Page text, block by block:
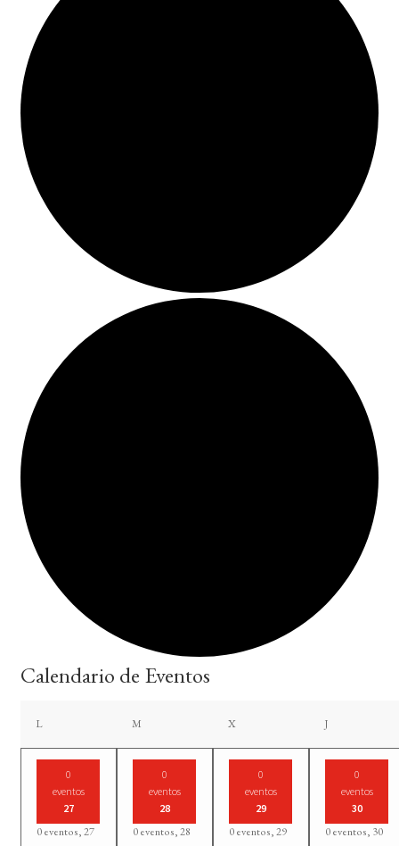
Calendario de Eventos
Llunes Mmartes Xmiércoles Jjueves
0
eventos
27
0 eventos,27
0
eventos
28
0 eventos,28
0
eventos
29
0 eventos,29
0
eventos
30
0 eventos, 30